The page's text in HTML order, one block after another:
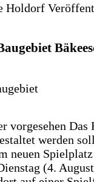
Holdorf
vorgesehen Das
werden
neuen
(4.